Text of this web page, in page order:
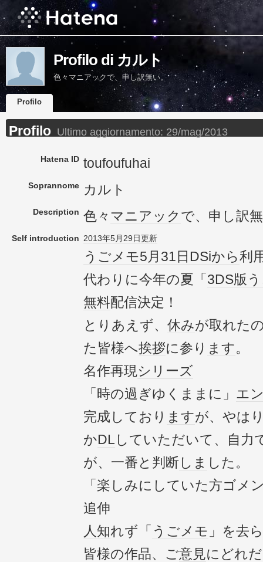
Profilo di カルト
色々マニアックで、申し訳無い。
Profilo
Profilo Ultimo aggiornamento: 29/mag/2013
Hatena ID toufoufuhai
Soprannome カルト
Description 色々 マニアック で、申し訳
Self introduction 2013年5月29日更新
うごメモ5月31日 DSiから利
代わりに今年の夏「 3DS版
無料配信決定！
とりあえず、 休みが取れた
た皆様へ挨拶に参り ます。
名作再現シリーズ
「時の過ぎゆくままに」 エ
完成しており ますが、やは
かDL していただいて、自力
が、一番と判断しま した。
「楽しみにしていた方ゴメ
追伸
人知れず「 うごメモ 」を去
皆様の作品、ご意見にどれ